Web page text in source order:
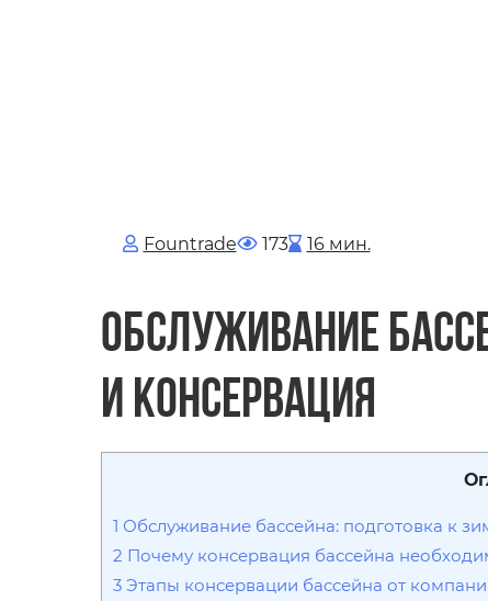
Fоuntrade 173 16 мин.
Обслуживание
и консервация
1 Обслуживание бассейна: подготовка к
2 Почему консервация бассейна
3Этапы консервации бассейна от